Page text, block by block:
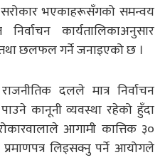
सरोकार भएकाहरूसँगको समन्वय
कार्यतालिकाअनुसार
छलफल गर्ने जनाइएको छ ।
दलले मात्र निर्वाचन
कानूनी व्यवस्था रहेको हुँदा
आगामी कात्तिक ३०
प्रमाणपत्र लिइसक्नु पर्ने आयोगले